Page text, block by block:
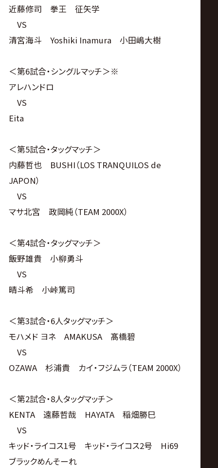
近藤修司 拳王 征矢学
VS
清宮海斗 Yoshiki Inamura 小田嶋大樹
＜第6試合・シングルマッチ＞※
アレハンドロ
VS
Eita
＜第5試合・タッグマッチ＞
内藤哲也 BUSHI（LOS TRANQUILOS de
JAPON）
VS
マサ北宮 政岡純（TEAM 2000X）
＜第4試合・タッグマッチ＞
飯野雄貴 小柳勇斗
VS
晴斗希 小峠篤司
＜第3試合・6人タッグマッチ＞
モハメド ヨネ AMAKUSA 髙橋碧
VS
OZAWA 杉浦貴 カイ・フジムラ（TEAM 2000X）
＜第2試合・8人タッグマッチ＞
KENTA 遠藤哲哉 HAYATA 稲畑勝巳
VS
キッド・ライコス1号 キッド・ライコス2号 Hi69
ブラックめんそーれ